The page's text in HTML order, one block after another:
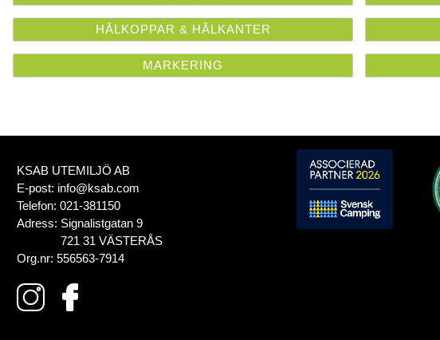
HÅLKOPPAR & HÅLKANTER
MARKERING
KSAB UTEMILJÖ AB
E-post: info@ksab.com
Telefon: 021-381150
Adress: Signalistgatan 9
721 31 VÄSTERÅS
Org.nr: 556563-7914